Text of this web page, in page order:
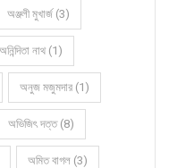
অঞ্জলী মুখার্জ (3)
অনিন্দিতা নাথ (1)
অনুজ মজুমদার (1)
অভিজিৎ দত্ত (8)
অমিত বাগল (3)